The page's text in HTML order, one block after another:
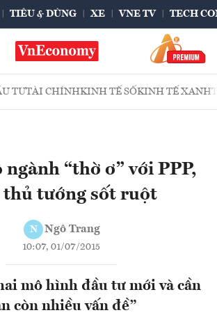
TIÊU & DÙNG XE VNE TV TECH
TƯTÀI CHÍNHKINH TẾ SỐKINH TẾ XANH
“thờ ơ” với PPP,
thủ tướng sốt ruột
N Ngô Trang
10:07, 01/07/2015
mô hình đầu tư mới và cần
còn nhiều vấn đề”